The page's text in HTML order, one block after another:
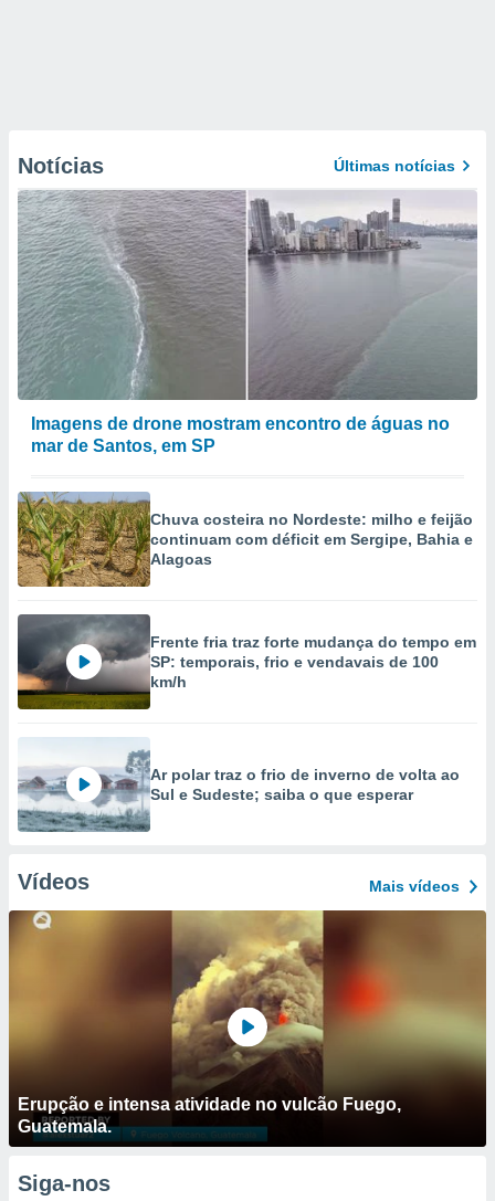
Notícias Últimas notícias
Imagens de drone mostram encontro de águas no
mar de Santos, em SP
Chuva costeira no Nordeste: milho e feijão
continuam com déficit em Sergipe, Bahia e
Alagoas
Frente fria traz forte mudança do tempo em
SP: temporais, frio e vendavais de 100
km/h
Ar polar traz o frio de inverno de volta ao
Sul e Sudeste; saiba o que esperar
Vídeos Mais vídeos
Erupção e intensa atividade no vulcão Fuego,
Guatemala.
Siga-nos